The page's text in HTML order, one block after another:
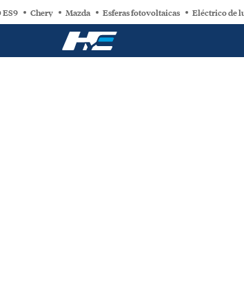
ES9 Chery Mazda Esferas fotovoltaicas Eléctrico de